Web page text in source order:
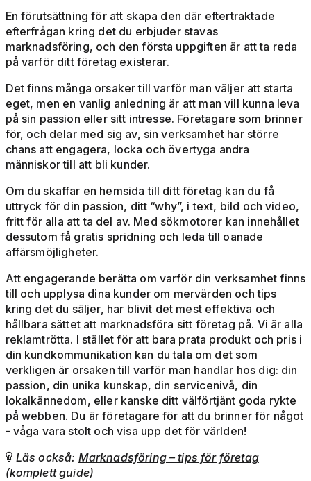
En förutsättning för att skapa den där eftertraktade
efterfrågan kring det du erbjuder stavas
marknadsföring, och den första uppgiften är att ta reda
på varför ditt företag existerar.
Det finns många orsaker till varför man väljer att starta
eget, men en vanlig anledning är att man vill kunna leva
på sin passion eller sitt intresse. Företagare som brinner
för, och delar med sig av, sin verksamhet har större
chans att engagera, locka och övertyga andra
människor till att bli kunder.
Om du skaffar en hemsida till ditt företag kan du få
uttryck för din passion, ditt “why”, i text, bild och video,
fritt för alla att ta del av. Med sökmotorer kan innehållet
dessutom få gratis spridning och leda till oanade
affärsmöjligheter.
Att engagerande berätta om varför din verksamhet finns
till och upplysa dina kunder om mervärden och tips
kring det du säljer, har blivit det mest effektiva och
hållbara sättet att marknadsföra sitt företag på. Vi är alla
reklamtrötta. I stället för att bara prata produkt och pris i
din kundkommunikation kan du tala om det som
verkligen är orsaken till varför man handlar hos dig: din
passion, din unika kunskap, din servicenivå, din
lokalkännedom, eller kanske ditt välförtjänt goda rykte
på webben. Du är företagare för att du brinner för något
- våga vara stolt och visa upp det för världen!
 Läs också: Marknadsföring – tips för företag
(komplett guide)